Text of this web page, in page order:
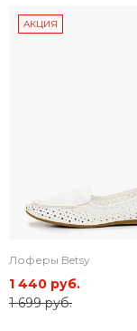
АКЦИЯ
Лоферы Betsy
1 440 руб.
1 699 руб.